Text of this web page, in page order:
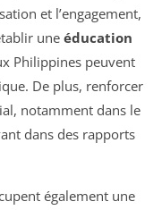
et l’engagement,
une éducation
Philippines peuvent
De plus, renforcer
notamment dans le
dans des rapports
également une